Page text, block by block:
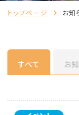
トップページ お知
すべて お